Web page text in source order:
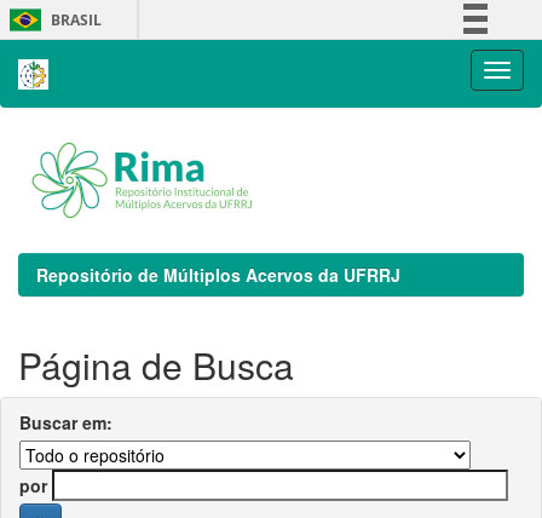
Skip
navigation
BRASIL
Repositório de Múltiplos Acervos da UFRRJ
Página de Busca
Buscar em:
por